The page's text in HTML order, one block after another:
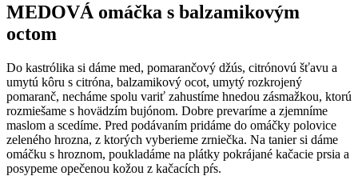
MEDOVÁ omáčka s balzamikovým
octom
Do kastrólika si dáme med, pomarančový džús, citrónovú šťavu a
umytú kôru s citróna, balzamikový ocot, umytý rozkrojený
pomaranč, necháme spolu variť zahustíme hnedou zásmažkou, ktorú
rozmiešame s hovädzím bujónom. Dobre prevaríme a zjemníme
maslom a scedíme. Pred podávaním pridáme do omáčky polovice
zeleného hrozna, z ktorých vyberieme zrniečka. Na tanier si dáme
omáčku s hroznom, poukladáme na plátky pokrájané kačacie prsia a
posypeme opečenou kožou z kačacích pŕs.